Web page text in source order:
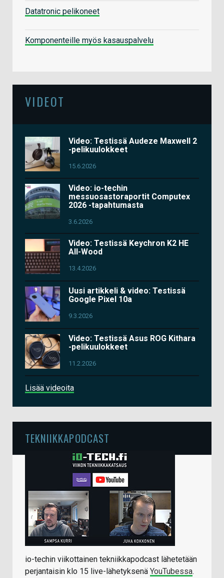
Datatronic pelikoneet
Komponenteille myös kasauspalvelu
VIDEOT
Video: Testissä Audeze Maxwell 2
-pelikuulokkeet
15.6.2026
Video: io-techin
messuosastoraportit Computex
2026 -tapahtumasta
3.6.2026
Video: Testissä Keychron K2 HE
All-Wood
13.4.2026
Uusi artikkeli & video: Testissä
Google Pixel 10a
9.3.2026
Video: Testissä Asus ROG Kithara
-pelikuulokkeet
11.2.2026
Lisää videoita
TEKNIIKKAPODCAST
io-techin viikottainen tekniikkapodcast lähetetään
perjantaisin klo 15 live-lähetyksenä YouTubessa.